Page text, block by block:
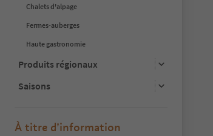
Chalets d'alpage
Fermes-auberges
Haute gastronomie
Produits régionaux
Saisons
À titre d’information